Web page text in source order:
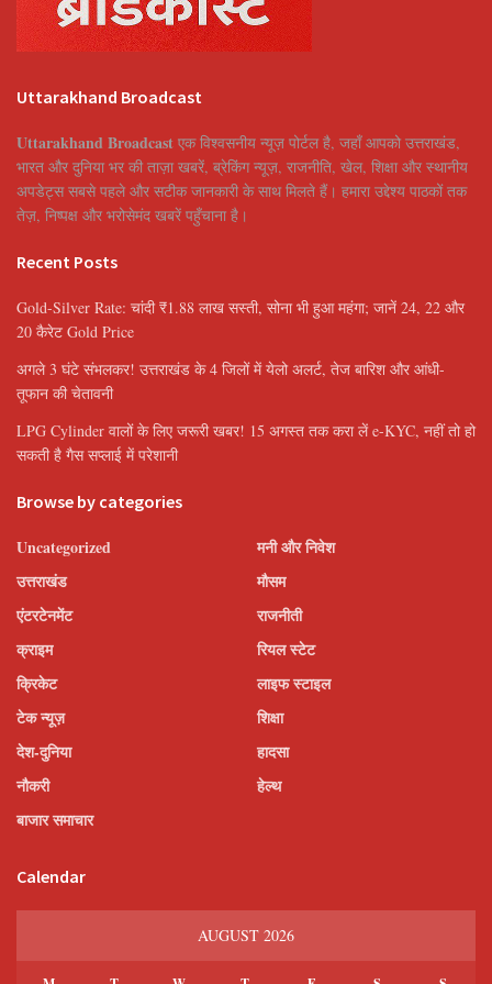
Uttarakhand Broadcast
Uttarakhand Broadcast एक विश्वसनीय न्यूज़ पोर्टल है, जहाँ आपको उत्तराखंड,
भारत और दुनिया भर की ताज़ा खबरें, ब्रेकिंग न्यूज़, राजनीति, खेल, शिक्षा और स्थानीय
अपडेट्स सबसे पहले और सटीक जानकारी के साथ मिलते हैं। हमारा उद्देश्य पाठकों तक
तेज़, निष्पक्ष और भरोसेमंद खबरें पहुँचाना है।
Recent Posts
Gold-Silver Rate: चांदी ₹1.88 लाख सस्ती, सोना भी हुआ महंगा; जानें 24, 22 और
20 कैरेट Gold Price
अगले 3 घंटे संभलकर! उत्तराखंड के 4 जिलों में येलो अलर्ट, तेज बारिश और आंधी-
तूफान की चेतावनी
LPG Cylinder वालों के लिए जरूरी खबर! 15 अगस्त तक करा लें e-KYC, नहीं तो हो
सकती है गैस सप्लाई में परेशानी
Browse by categories
Uncategorized
उत्तराखंड
एंटरटेनमेंट
क्राइम
क्रिकेट
टेक न्यूज़
देश-दुनिया
नौकरी
बाजार समाचार
मनी और निवेश
मौसम
राजनीती
रियल स्टेट
लाइफ स्टाइल
शिक्षा
हादसा
हेल्थ
Calendar
AUGUST 2026